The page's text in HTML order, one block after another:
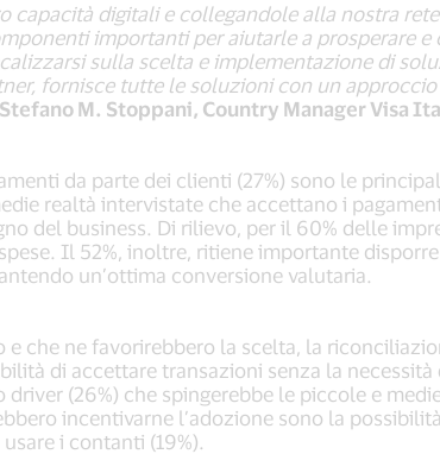
digitali e collegandole alla nostra
importanti per aiutarle a prosperare e
sulla scelta e implementazione di
fornisce tutte le soluzioni con un
Stefano M. Stoppani, Country Manager Visa
da parte dei clienti (27%) sono le
realtà intervistate che accettano i
del business. Di rilievo, per il 60% delle
Il 52%, inoltre, ritiene importante
un’ottima conversione valutaria.
che ne favorirebbero la scelta, la
di accettare transazioni senza la
(26%) che spingerebbe le piccole e
incentivarne l’adozione sono la
i contanti (19%).